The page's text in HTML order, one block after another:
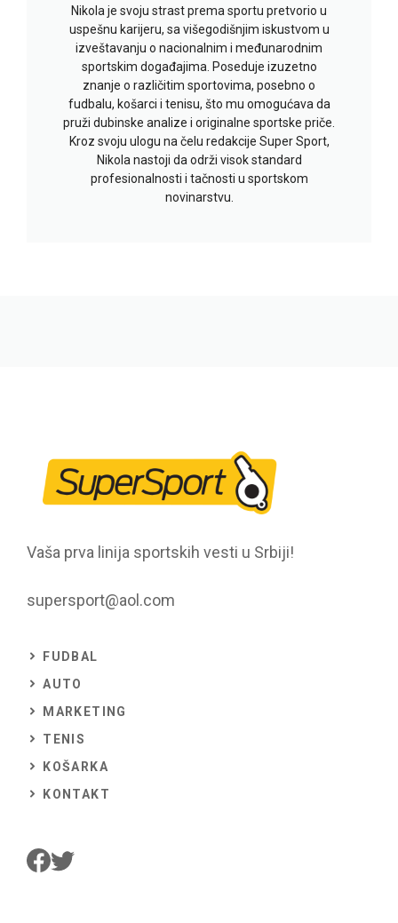
Nikola je svoju strast prema sportu pretvorio u
uspešnu karijeru, sa višegodišnjim iskustvom u
izveštavanju o nacionalnim i međunarodnim
sportskim događajima. Poseduje izuzetno
znanje o različitim sportovima, posebno o
fudbalu, košarci i tenisu, što mu omogućava da
pruži dubinske analize i originalne sportske priče.
Kroz svoju ulogu na čelu redakcije Super Sport,
Nikola nastoji da održi visok standard
profesionalnosti i tačnosti u sportskom
novinarstvu.
Vaša prva linija sportskih vesti u Srbiji!
supersport@aol.com
FUDBAL
AUTO
MARKETING
TENIS
KOŠARKA
KONTAKT